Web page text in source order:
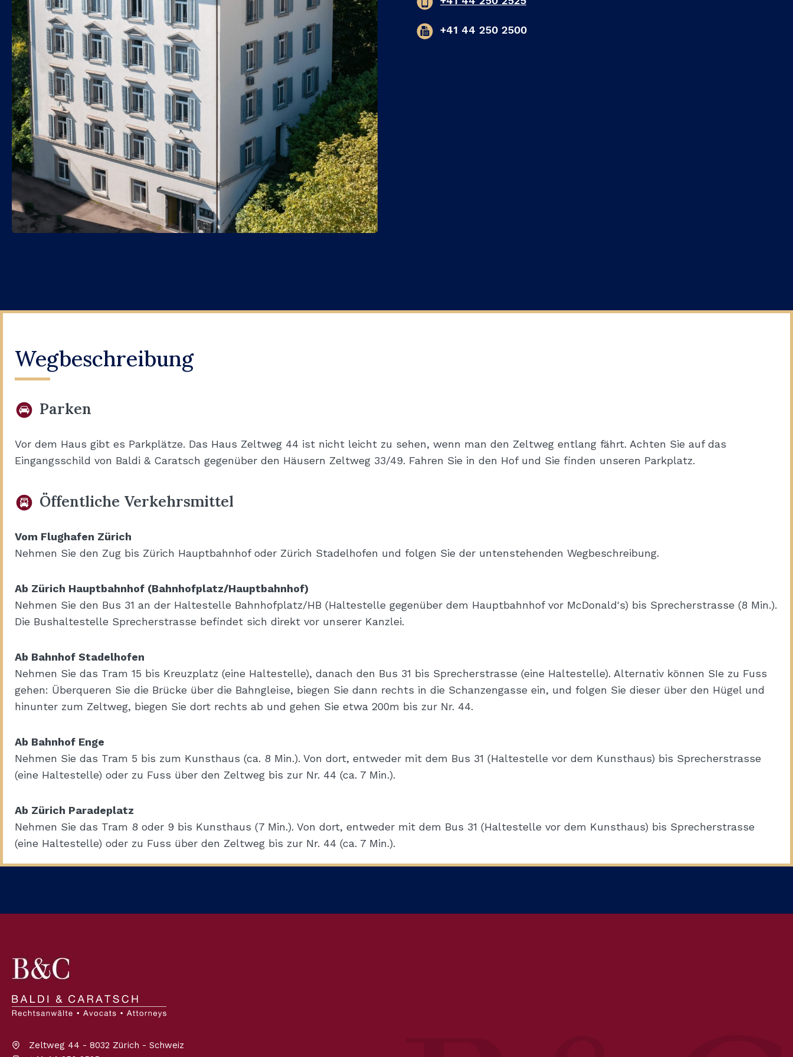
+41 44 250 2500
Wegbeschreibung
Parken
Vor dem Haus gibt es Parkplätze. Das Haus Zeltweg 44 ist nicht leicht zu sehen, wenn man den Zeltweg entlang fährt. Achten Sie auf das
Eingangsschild von Baldi & Caratsch gegenüber den Häusern Zeltweg 33/49. Fahren Sie in den Hof und Sie finden unseren Parkplatz.
Öffentliche Verkehrsmittel
Vom Flughafen Zürich
Nehmen Sie den Zug bis Zürich Hauptbahnhof oder Zürich Stadelhofen und folgen Sie der untenstehenden Wegbeschreibung.
Ab Zürich Hauptbahnhof (Bahnhofplatz/Hauptbahnhof)
Nehmen Sie den Bus 31 an der Haltestelle Bahnhofplatz/HB (Haltestelle gegenüber dem Hauptbahnhof vor McDonald's) bis Sprecherstrasse (8 Min.).
Die Bushaltestelle Sprecherstrasse befindet sich direkt vor unserer Kanzlei.
Ab Bahnhof Stadelhofen
Nehmen Sie das Tram 15 bis Kreuzplatz (eine Haltestelle), danach den Bus 31 bis Sprecherstrasse (eine Haltestelle). Alternativ können SIe zu Fuss
gehen: Überqueren Sie die Brücke über die Bahngleise, biegen Sie dann rechts in die Schanzengasse ein, und folgen Sie dieser über den Hügel und
hinunter zum Zeltweg, biegen Sie dort rechts ab und gehen Sie etwa 200m bis zur Nr. 44.
Ab Bahnhof Enge
Nehmen Sie das Tram 5 bis zum Kunsthaus (ca. 8 Min.). Von dort, entweder mit dem Bus 31 (Haltestelle vor dem Kunsthaus) bis Sprecherstrasse
(eine Haltestelle) oder zu Fuss über den Zeltweg bis zur Nr. 44 (ca. 7 Min.).
Ab Zürich Paradeplatz
Nehmen Sie das Tram 8 oder 9 bis Kunsthaus (7 Min.). Von dort, entweder mit dem Bus 31 (Haltestelle vor dem Kunsthaus) bis Sprecherstrasse
(eine Haltestelle) oder zu Fuss über den Zeltweg bis zur Nr. 44 (ca. 7 Min.).
Zeltweg 44 - 8032 Zürich - Schweiz